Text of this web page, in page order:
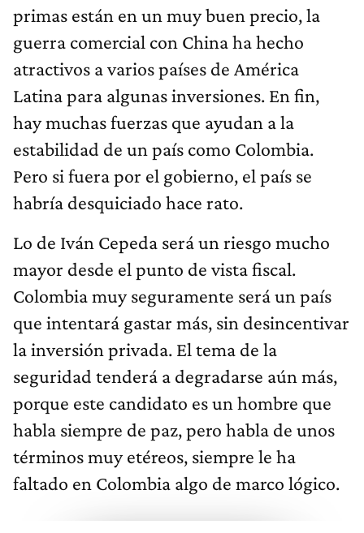
primas están en un muy buen precio, la
guerra comercial con China ha hecho
atractivos a varios países de América
Latina para algunas inversiones. En fin,
hay muchas fuerzas que ayudan a la
estabilidad de un país como Colombia.
Pero si fuera por el gobierno, el país se
habría desquiciado hace rato.
Lo de Iván Cepeda será un riesgo mucho
mayor desde el punto de vista fiscal.
Colombia muy seguramente será un país
que intentará gastar más, sin desincentivar
la inversión privada. El tema de la
seguridad tenderá a degradarse aún más,
porque este candidato es un hombre que
habla siempre de paz, pero habla de unos
términos muy etéreos, siempre le ha
faltado en Colombia algo de marco lógico.